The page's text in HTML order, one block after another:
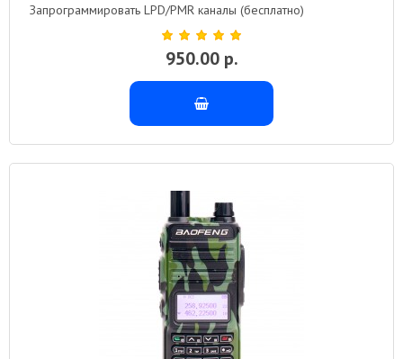
Запрограммировать LPD/PMR каналы (бесплатно)
950.00 р.